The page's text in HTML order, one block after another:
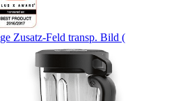
Zusatz-Feld transp. Bild (